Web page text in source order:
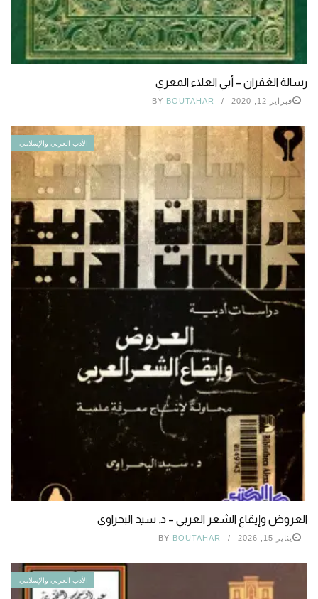
رسالة الغفران – أبي العلاء المعري
فبراير 12, 2020 BY BOUTAHAR
الأدب العربي والإسلامي
العروض وإيقاع الشعر العربي – د, سيد البحراوي
يناير 15, 2026 BY BOUTAHAR
الأدب العربي والإسلامي